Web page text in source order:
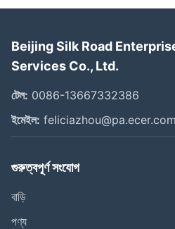
Beijing Silk Road
Services Co., Ltd.
টেল: 0086-13667332386
ইমেইল: feliciazhou@pa.ecer.com
গুরুত্বপূর্ণ সংযোগ
বাড়ি
পণ্য